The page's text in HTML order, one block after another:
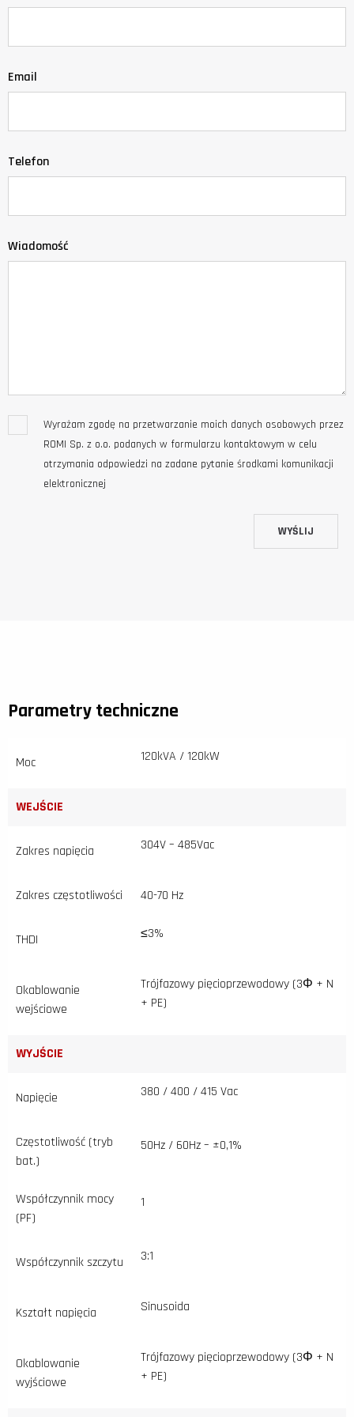
Email
Telefon
Wiadomość
Wyrażam zgodę na przetwarzanie moich danych osobowych przez
ROMI Sp. z o.o. podanych w formularzu kontaktowym w celu
otrzymania odpowiedzi na zadane pytanie środkami komunikacji
elektronicznej
WYŚLIJ
Parametry techniczne
Moc 120kVA / 120kW
WEJŚCIE
Zakres napięcia 304V – 485Vac
Zakres częstotliwości 40-70 Hz
THDI ≤3%
Okablowanie
wejściowe
Trójfazowy pięcioprzewodowy (3Φ + N
+ PE)
WYJŚCIE
Napięcie 380 / 400 / 415 Vac
Częstotliwość (tryb
bat.)
50Hz / 60Hz – ±0,1%
Współczynnik mocy
(PF)
1
Współczynnik szczytu 3:1
Kształt napięcia Sinusoida
Okablowanie
wyjściowe
Trójfazowy pięcioprzewodowy (3Φ + N
+ PE)